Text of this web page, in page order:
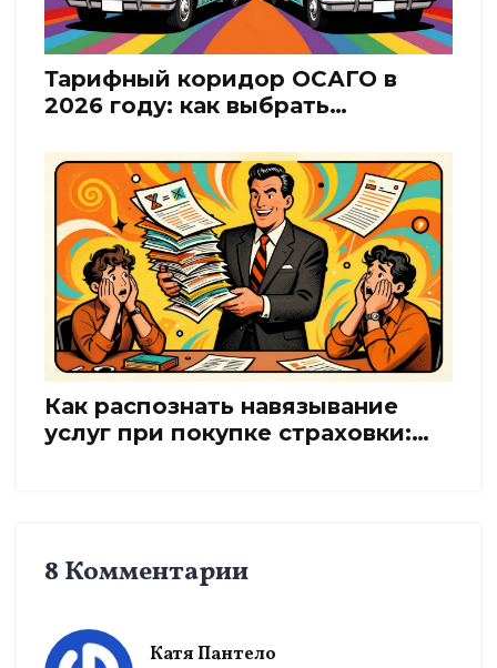
Тарифный коридор ОСАГО в
2026 году: как выбрать
Как распознать навязывание
услуг при покупке страховки:
8 Комментарии
Катя Пантело